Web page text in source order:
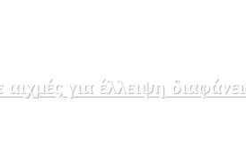
για έλλειψη